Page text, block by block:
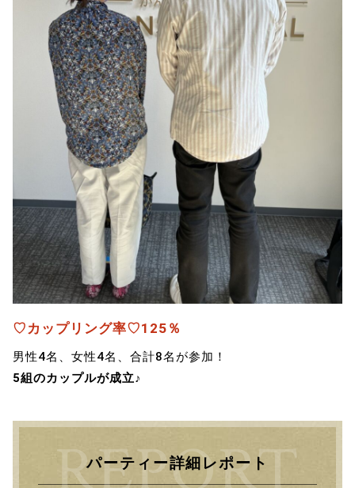
♡カップリング率♡125％
男性4名、女性4名、合計8名が参加！
5組のカップルが成立♪
パーティー詳細レポート